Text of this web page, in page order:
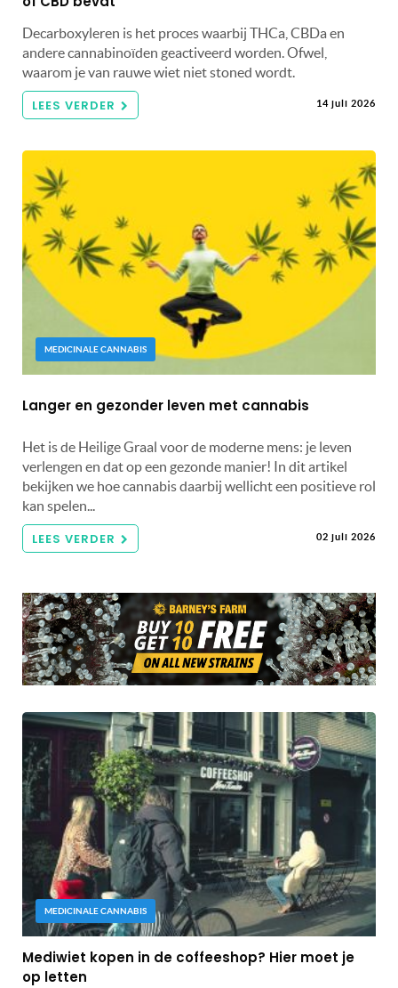
Decarboxyleren is het proces waarbij THCa, CBDa en
andere cannabinoïden geactiveerd worden. Ofwel,
waarom je van rauwe wiet niet stoned wordt.
LEES VERDER 14 juli 2026
MEDICINALE CANNABIS
Langer en gezonder leven met cannabis
Het is de Heilige Graal voor de moderne mens: je leven
verlengen en dat op een gezonde manier! In dit artikel
bekijken we hoe cannabis daarbij wellicht een positieve rol
kan spelen...
LEES VERDER 02 juli 2026
MEDICINALE CANNABIS
Mediwiet kopen in de coffeeshop? Hier moet je
op letten